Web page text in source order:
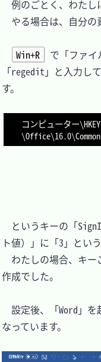
例のごとく、わたし
やる場合は、自分の
Win+R
で「ファ
「regedit」と入力し
す。
コンピューター
というキーの「
ト値）」に「3」とい
わたしの場合、キー
作成でした。
設定後、「Word」
なっています。